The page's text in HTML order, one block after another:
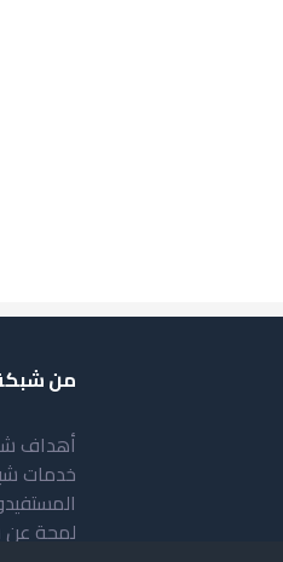
من
أهداف
خدمات
لمحة